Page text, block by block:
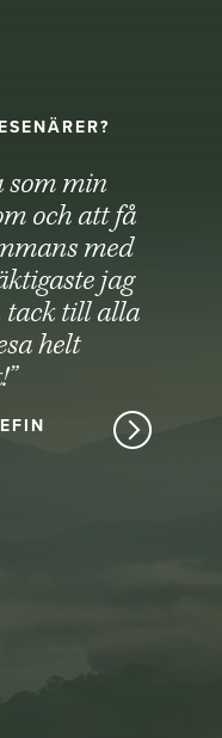
som min
och att få
med
jag
tack till alla
helt